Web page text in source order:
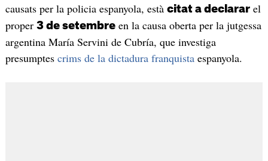
causats per la policia espanyola, està citat a declararel
proper 3 de setembreen la causa oberta per la jutgessa
argentina María Servini de Cubría, que investiga
presumptes crims de la dictadura franquistaespanyola.